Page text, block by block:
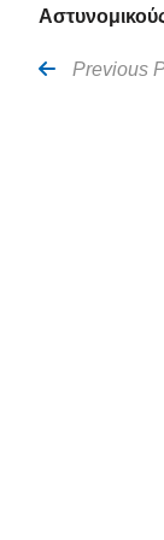
Previous